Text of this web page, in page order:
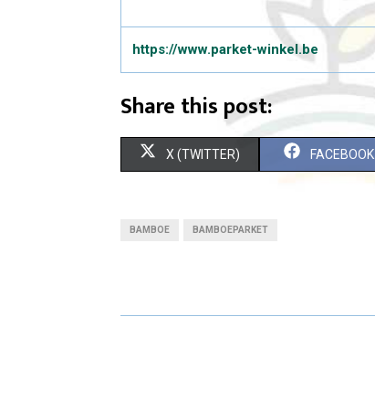
https://www.parket-winkel.be
Share this post:
S
O
X (TWITTER) S
O
FACEBOOK
BAMBOE BAMBOEPARKET